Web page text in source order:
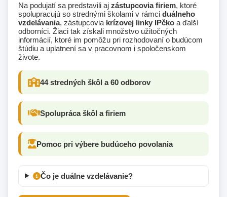
Na podujatí sa predstavili aj zástupcovia firiem, ktoré
spolupracujú so strednými školami v rámci duálneho
vzdelávania, zástupcovia krízovej linky IPčko a ďalší
odborníci. Žiaci tak získali množstvo užitočných
informácií, ktoré im pomôžu pri rozhodovaní o budúcom
štúdiu a uplatnení sa v pracovnom i spoločenskom
živote.
44 stredných škôl a 60 odborov
Spolupráca škôl a firiem
Pomoc pri výbere budúceho povolania
Čo je duálne vzdelávanie?